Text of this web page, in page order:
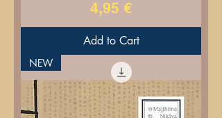
Price
4,95 €
Add to Cart
NEW